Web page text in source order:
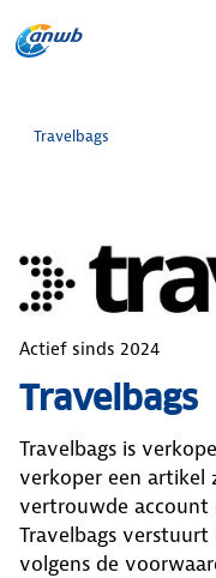
Travelbags
Actief sinds 2024
Travelbags
Travelbags is
verkoper een artikel
vertrouwde account
Travelbags verstuurt
volgens de